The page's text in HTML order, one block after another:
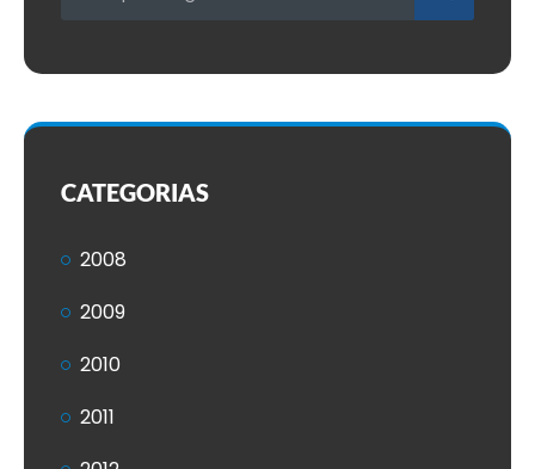
CATEGORIAS
2008
2009
2010
2011